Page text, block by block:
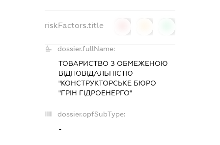
riskFactors.title
dossier.fullName:
ТОВАРИСТВО З ОБМЕЖЕНОЮ
ВІДПОВІДАЛЬНІСТЮ
"КОНСТРУКТОРСЬКЕ БЮРО
"ГРІН ГІДРОЕНЕРГО"
dossier.opfSubType:
-